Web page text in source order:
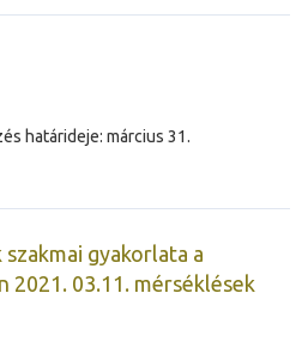
határideje: március 31.
gyakorlata a
2021. 03.11. mérséklések